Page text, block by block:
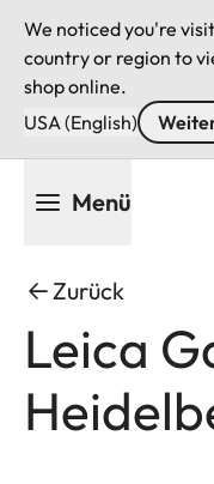
We noticed you're
country or region to
shop online.
USA (English)
Menü
Zurück
Leica